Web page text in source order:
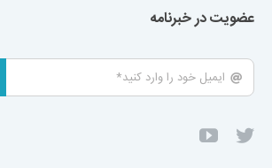
عضویت در خبرنامه